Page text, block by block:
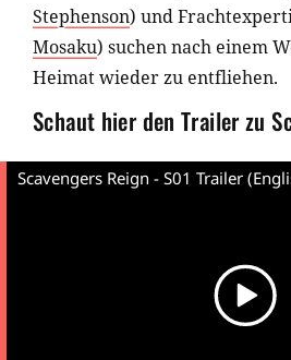
Stephenson) und
Mosaku) suchen nach einem
Heimat wieder zu entfliehen.
Schaut hier den Trailer zu
Scavengers Reign - S01 Trailer